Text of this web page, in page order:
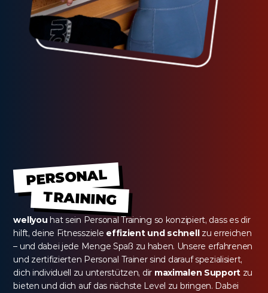
PERSONAL
TRAINING
wellyou hat sein Personal Training so konzipiert, dass es dir
hilft, deine Fitnessziele effizient und schnell zu erreichen
– und dabei jede Menge Spaß zu haben. Unsere erfahrenen
und zertifizierten Personal Trainer sind darauf spezialisiert,
dich individuell zu unterstützen, dir maximalen Support zu
bieten und dich auf das nächste Level zu bringen. Dabei